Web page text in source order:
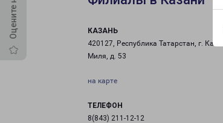
КАЗАНЬ
420127, Республика Татарстан, г.
Миля, д. 53
на карте
ТЕЛЕФОН
8(843) 211-12-12